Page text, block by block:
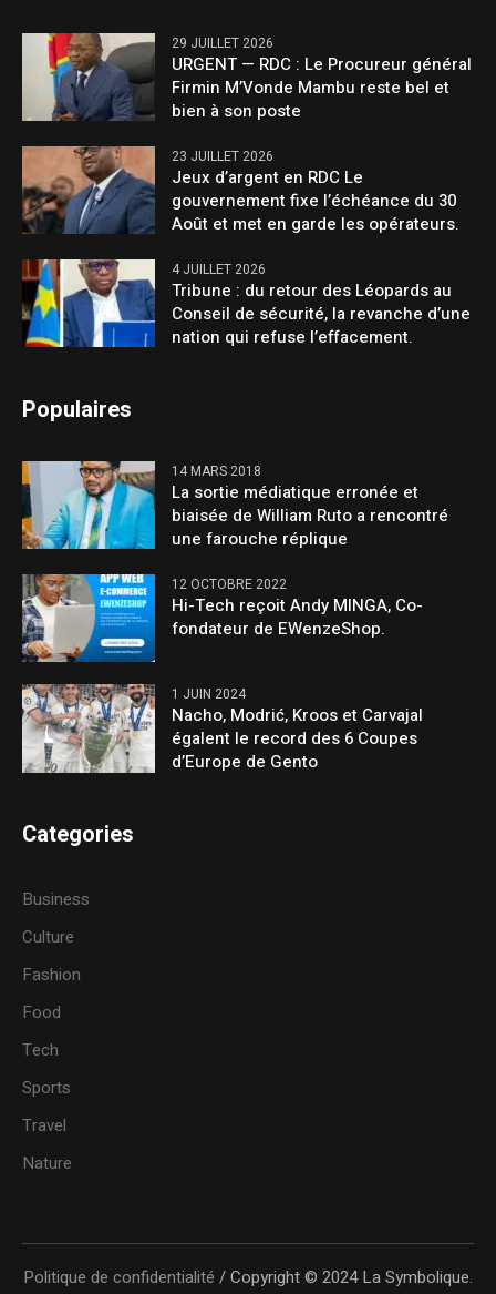
29 JUILLET 2026
URGENT — RDC : Le Procureur général
Firmin M’Vonde Mambu reste bel et
bien à son poste
23 JUILLET 2026
Jeux d’argent en RDC Le
gouvernement fixe l’échéance du 30
Août et met en garde les opérateurs.
4 JUILLET 2026
Tribune : du retour des Léopards au
Conseil de sécurité, la revanche d’une
nation qui refuse l’effacement.
Populaires
14 MARS 2018
La sortie médiatique erronée et
biaisée de William Ruto a rencontré
une farouche réplique
12 OCTOBRE 2022
Hi-Tech reçoit Andy MINGA, Co-
fondateur de EWenzeShop.
1 JUIN 2024
Nacho, Modrić, Kroos et Carvajal
égalent le record des 6 Coupes
d’Europe de Gento
Categories
Business
Culture
Fashion
Food
Tech
Sports
Travel
Nature
Politique de confidentialité / Copyright © 2024 La Symbolique.